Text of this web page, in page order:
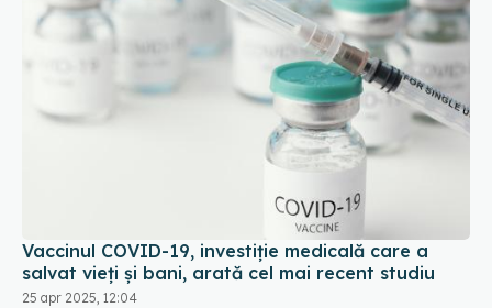
Vaccinul COVID-19, investiție medicală care a
salvat vieți și bani, arată cel mai recent studiu
25 apr 2025, 12:04